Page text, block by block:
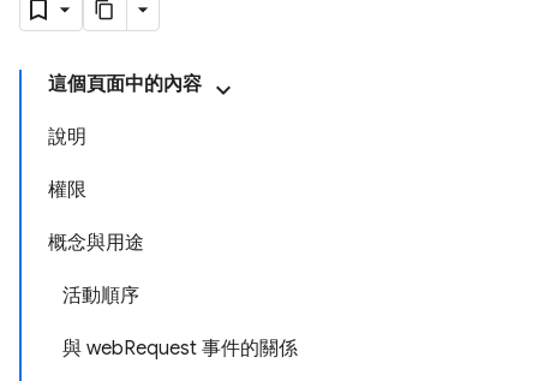
這個頁面中的內容
說明
權限
概念與用途
活動順序
與 webRequest 事件的關係